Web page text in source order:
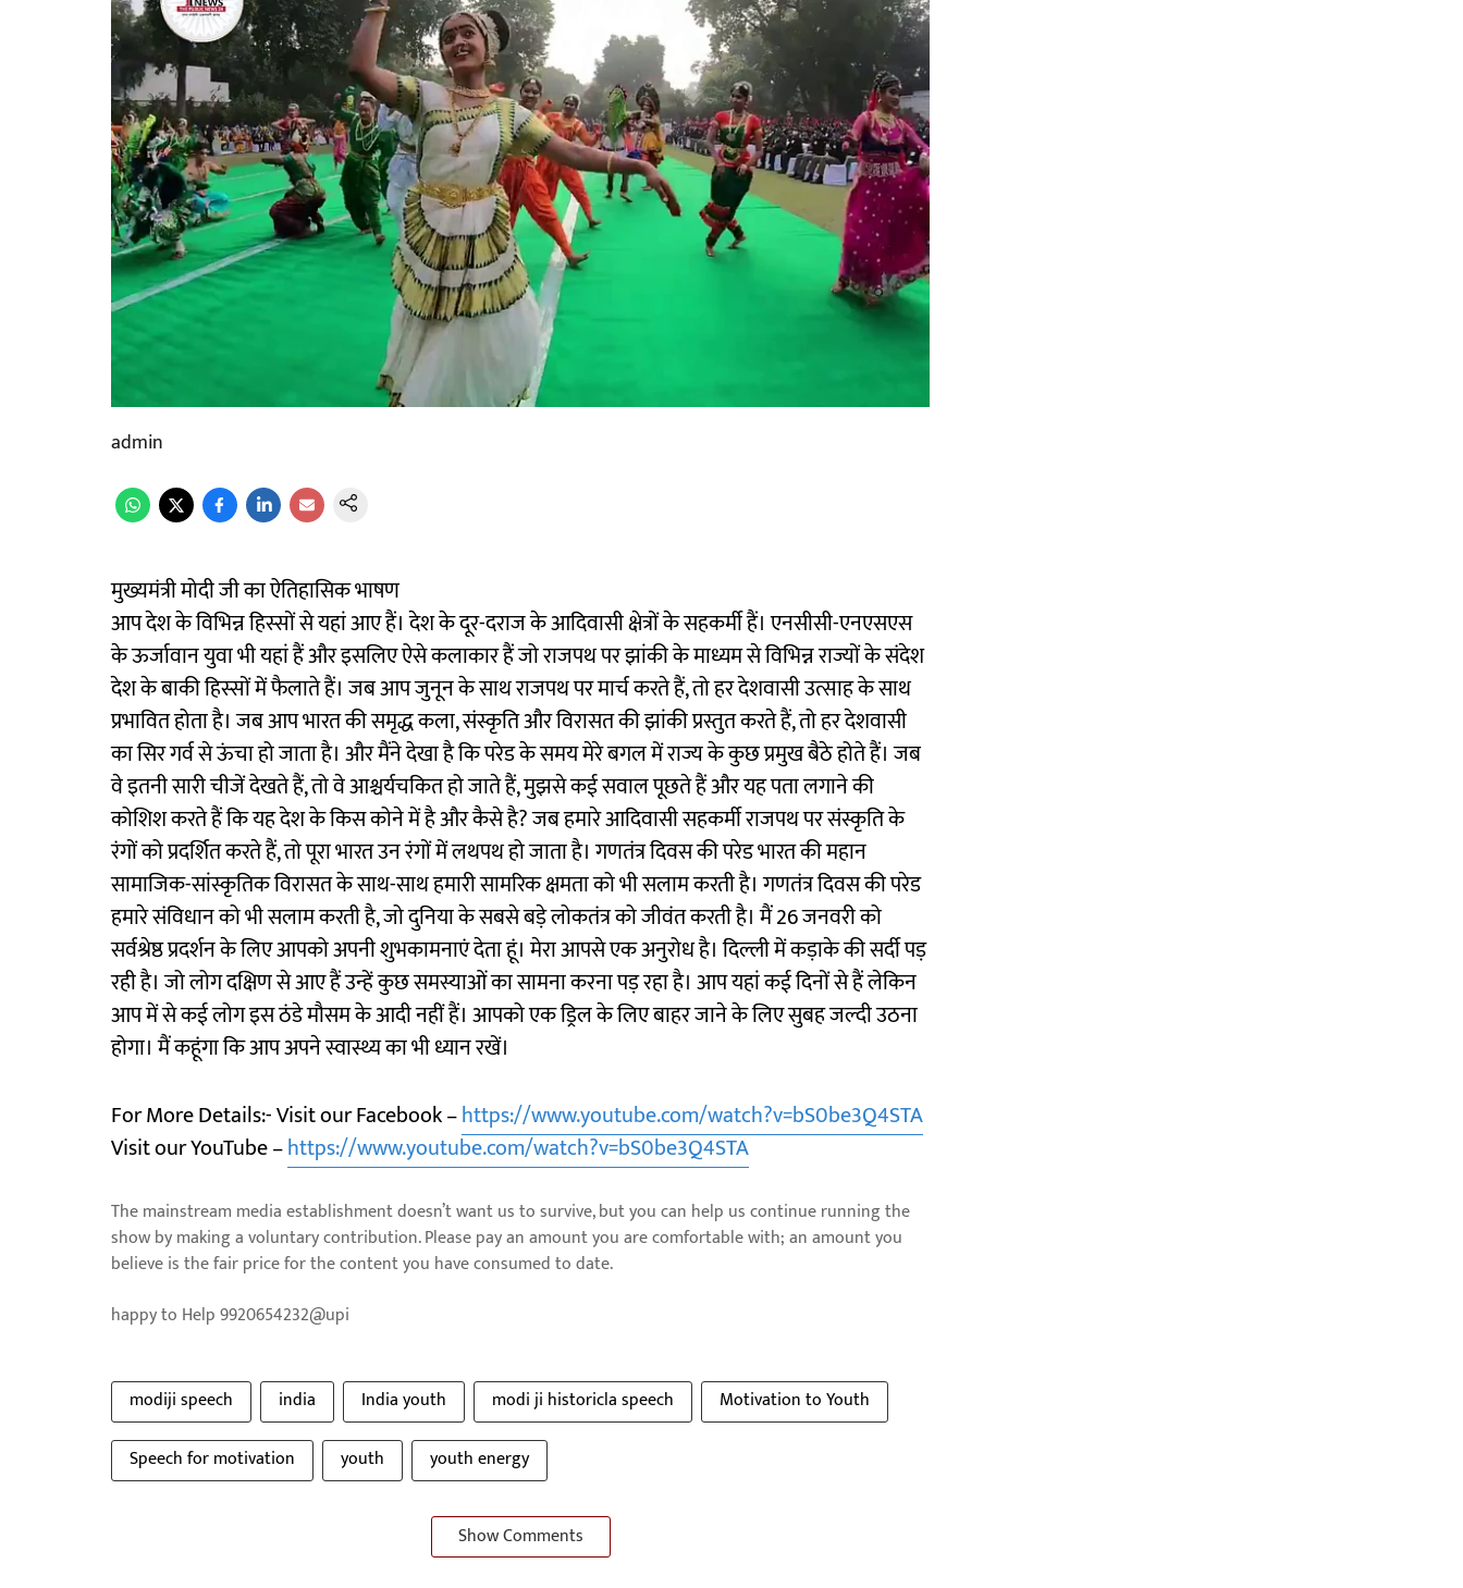
admin
मुख्यमंत्री मोदी जी का ऐतिहासिक भाषण
आप देश के विभिन्न हिस्सों से यहां आए हैं। देश के दूर-दराज के आदिवासी क्षेत्रों के सहकर्मी हैं। एनसीसी-एनएसएस
के ऊर्जावान युवा भी यहां हैं और इसलिए ऐसे कलाकार हैं जो राजपथ पर झांकी के माध्यम से विभिन्न राज्यों के संदेश
देश के बाकी हिस्सों में फैलाते हैं। जब आप जुनून के साथ राजपथ पर मार्च करते हैं, तो हर देशवासी उत्साह के साथ
प्रभावित होता है। जब आप भारत की समृद्ध कला, संस्कृति और विरासत की झांकी प्रस्तुत करते हैं, तो हर देशवासी
का सिर गर्व से ऊंचा हो जाता है। और मैंने देखा है कि परेड के समय मेरे बगल में राज्य के कुछ प्रमुख बैठे होते हैं। जब
वे इतनी सारी चीजें देखते हैं, तो वे आश्चर्यचकित हो जाते हैं, मुझसे कई सवाल पूछते हैं और यह पता लगाने की
कोशिश करते हैं कि यह देश के किस कोने में है और कैसे है? जब हमारे आदिवासी सहकर्मी राजपथ पर संस्कृति के
रंगों को प्रदर्शित करते हैं, तो पूरा भारत उन रंगों में लथपथ हो जाता है। गणतंत्र दिवस की परेड भारत की महान
सामाजिक-सांस्कृतिक विरासत के साथ-साथ हमारी सामरिक क्षमता को भी सलाम करती है। गणतंत्र दिवस की परेड
हमारे संविधान को भी सलाम करती है, जो दुनिया के सबसे बड़े लोकतंत्र को जीवंत करती है। मैं 26 जनवरी को
सर्वश्रेष्ठ प्रदर्शन के लिए आपको अपनी शुभकामनाएं देता हूं। मेरा आपसे एक अनुरोध है। दिल्ली में कड़ाके की सर्दी पड़
रही है। जो लोग दक्षिण से आए हैं उन्हें कुछ समस्याओं का सामना करना पड़ रहा है। आप यहां कई दिनों से हैं लेकिन
आप में से कई लोग इस ठंडे मौसम के आदी नहीं हैं। आपको एक ड्रिल के लिए बाहर जाने के लिए सुबह जल्दी उठना
होगा। मैं कहूंगा कि आप अपने स्वास्थ्य का भी ध्यान रखें।
For More Details:- Visit our Facebook –https://www.youtube.com/watch?v=bS0be3Q4STA
Visit our YouTube –https://www.youtube.com/watch?v=bS0be3Q4STA
The mainstream media establishment doesn’t want us to survive, but you can help us continue running the
show by making a voluntary contribution. Please pay an amount you are comfortable with; an amount you
believe is the fair price for the content you have consumed to date.
happy to Help 9920654232@upi
modiji speech india India youth modi ji historicla speech
Motivation to Youth
Speech for motivation
youth youth energy
Show Comments